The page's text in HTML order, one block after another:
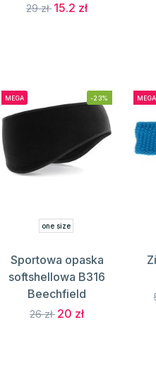
29 zł 15.2 zł
MEGA -23%
one size
Sportowa opaska
softshellowa B316
Beechfield
26 zł 20 zł
MEGA